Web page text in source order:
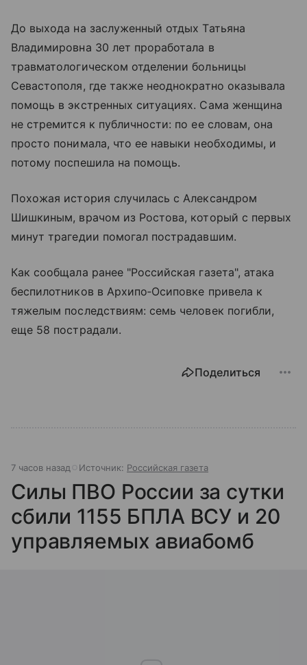
До выхода на заслуженный отдых Татьяна
Владимировна 30 лет проработала в
травматологическом отделении больницы
Севастополя, где также неоднократно оказывала
помощь в экстренных ситуациях. Сама женщина
не стремится к публичности: по ее словам, она
просто понимала, что ее навыки необходимы, и
потому поспешила на помощь.
Похожая история случилась с Александром
Шишкиным, врачом из Ростова, который с первых
минут трагедии помогал пострадавшим.
Как сообщала ранее "Российская газета", атака
беспилотников в Архипо‑Осиповке привела к
тяжелым последствиям: семь человек погибли,
еще 58 пострадали.
Поделиться
7 часов назад Источник: Российская газета
Силы ПВО России за сутки
сбили 1155 БПЛА ВСУ и 20
управляемых авиабомб